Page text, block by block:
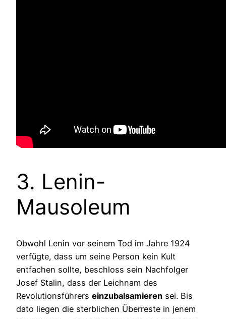
3. Lenin-
Mausoleum
Obwohl Lenin vor seinem Tod im Jahre 1924
verfügte, dass um seine Person kein Kult
entfachen sollte, beschloss sein Nachfolger
Josef Stalin, dass der Leichnam des
Revolutionsführers einzubalsamieren sei. Bis
dato liegen die sterblichen Überreste in jenem